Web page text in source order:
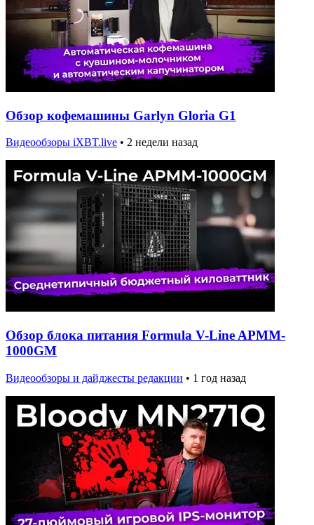
Обзор кофемашины Garlyn Gloria G1
Видеообзоры iXBT.live • 2 недели назад
Обзор блока питания Formula V-Line APMM-
1000GM
Видеообзоры и дайджесты редакции • 1 год назад